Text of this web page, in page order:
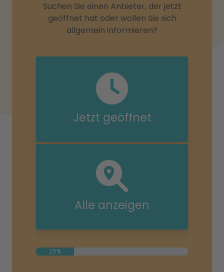
Suchen Sie einen Anbieter, der jetzt
geöffnet hat oder wollen Sie sich
allgemein informieren?
Jetzt geöffnet
Alle anzeigen
25%